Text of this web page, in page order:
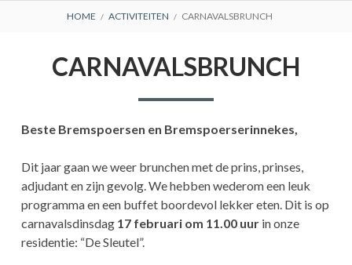
BREADCRUMBS
HOME ACTIVITEITEN CARNAVALSBRUNCH
CARNAVALSBRUNCH
Beste Bremspoersen en Bremspoerserinnekes,
Dit jaar gaan we weer brunchen met de prins, prinses,
adjudant en zijn gevolg. We hebben wederom een leuk
programma en een buffet boordevol lekker eten. Dit is op
carnavalsdinsdag 17 februari om 11.00 uurin onze
residentie: “De Sleutel”.